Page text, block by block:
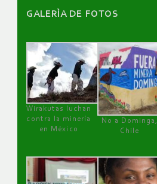
GALERÌA DE FOTOS
Wirakutas luchan
contra la minería
en México
No a Dominga,
Chile